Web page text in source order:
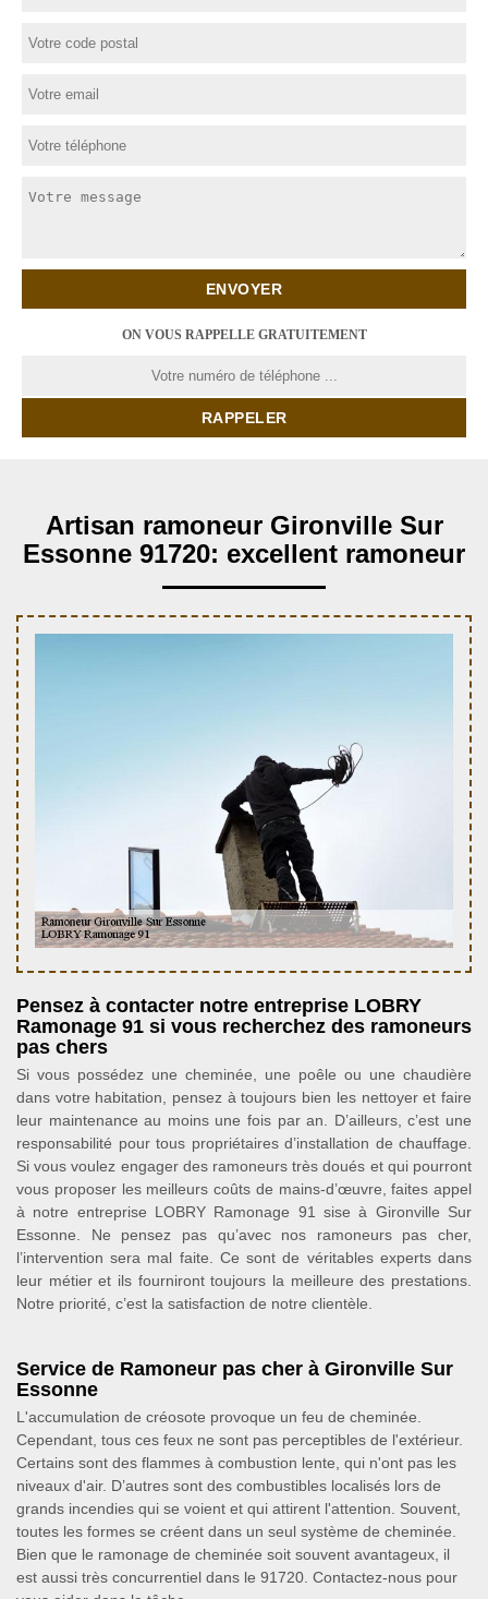
ON VOUS RAPPELLE GRATUITEMENT
Artisan ramoneur Gironville Sur
Essonne 91720: excellent ramoneur
Pensez à contacter notre entreprise LOBRY
Ramonage 91 si vous recherchez des ramoneurs
pas chers
Si vous possédez une cheminée, une poêle ou une chaudière
dans votre habitation, pensez à toujours bien les nettoyer et faire
leur maintenance au moins une fois par an. D’ailleurs, c’est une
responsabilité pour tous propriétaires d’installation de chauffage.
Si vous voulez engager des ramoneurs très doués et qui pourront
vous proposer les meilleurs coûts de mains-d’œuvre, faites appel
à notre entreprise LOBRY Ramonage 91 sise à Gironville Sur
Essonne. Ne pensez pas qu’avec nos ramoneurs pas cher,
l’intervention sera mal faite. Ce sont de véritables experts dans
leur métier et ils fourniront toujours la meilleure des prestations.
Notre priorité, c’est la satisfaction de notre clientèle.
Service de Ramoneur pas cher à Gironville Sur
Essonne
L'accumulation de créosote provoque un feu de cheminée.
Cependant, tous ces feux ne sont pas perceptibles de l'extérieur.
Certains sont des flammes à combustion lente, qui n'ont pas les
niveaux d'air. D’autres sont des combustibles localisés lors de
grands incendies qui se voient et qui attirent l'attention. Souvent,
toutes les formes se créent dans un seul système de cheminée.
Bien que le ramonage de cheminée soit souvent avantageux, il
est aussi très concurrentiel dans le 91720. Contactez-nous pour